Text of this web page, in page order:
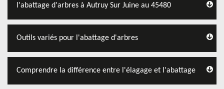
l'abattage d'arbres à Autruy Sur Juine au 45480
Outils variés pour l'abattage d'arbres
Comprendre la différence entre l'élagage et l'abattage